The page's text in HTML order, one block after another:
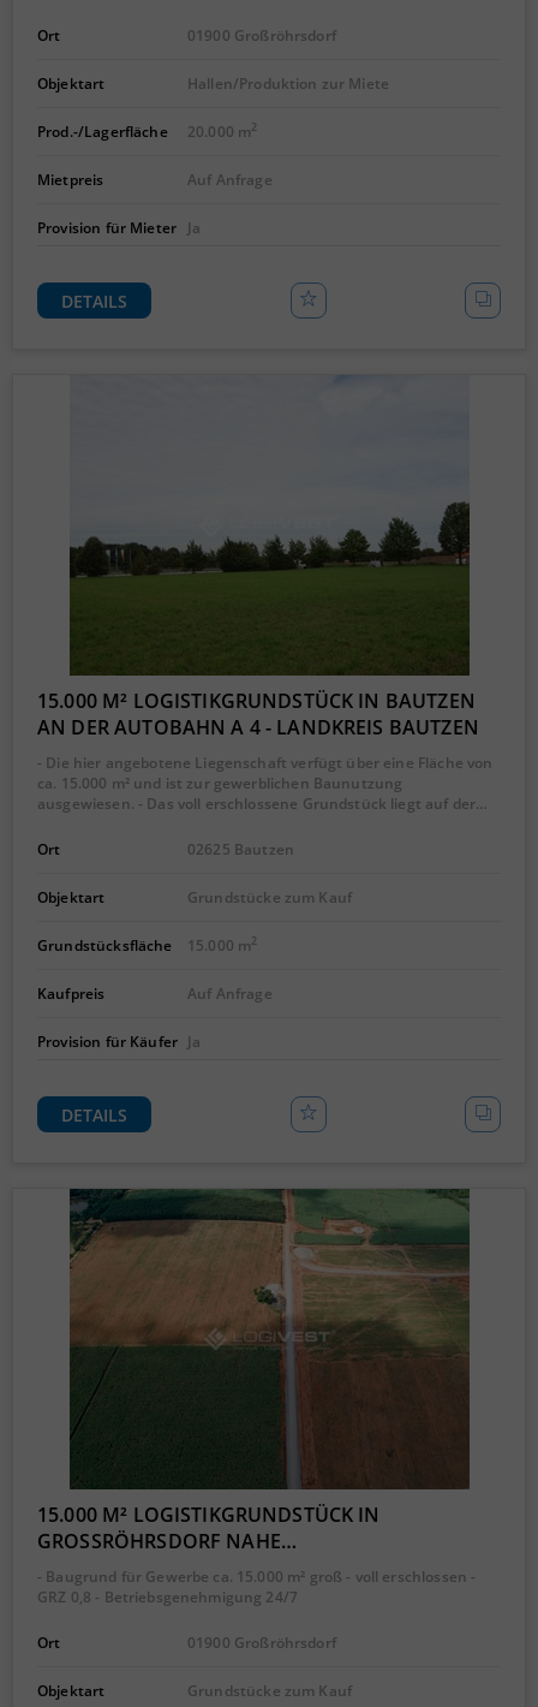
Ort 01900 Großröhrsdorf
Objektart Hallen/Produktion zur Miete
Prod.-/Lagerfläche 20.000 m2
Mietpreis Auf Anfrage
Provision für Mieter Ja
DETAILS
15.000 M² LOGISTIKGRUNDSTÜCK IN BAUTZEN
AN DER AUTOBAHN A 4 - LANDKREIS BAUTZEN
- Die hier angebotene Liegenschaft verfügt über eine Fläche von
ca. 15.000 m² und ist zur gewerblichen Baunutzung
ausgewiesen. - Das voll erschlossene Grundstück liegt auf der…
Ort 02625 Bautzen
Objektart Grundstücke zum Kauf
Grundstücksfläche 15.000 m2
Kaufpreis Auf Anfrage
Provision für Käufer Ja
DETAILS
15.000 M² LOGISTIKGRUNDSTÜCK IN
GROSSRÖHRSDORF NAHE…
- Baugrund für Gewerbe ca. 15.000 m² groß - voll erschlossen -
GRZ 0,8 - Betriebsgenehmigung 24/7
Ort 01900 Großröhrsdorf
Objektart Grundstücke zum Kauf